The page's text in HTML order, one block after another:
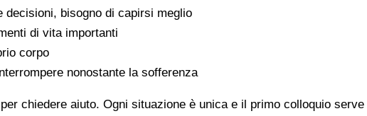
bisogno di capirsi meglio
di vita importanti
corpo
nonostante la sofferenza
chiedere aiuto. Ogni situazione è unica e il primo colloquio